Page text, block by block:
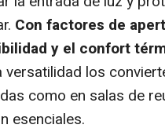
Con factores de
y el confort
versatilidad los
como en salas de
esenciales.